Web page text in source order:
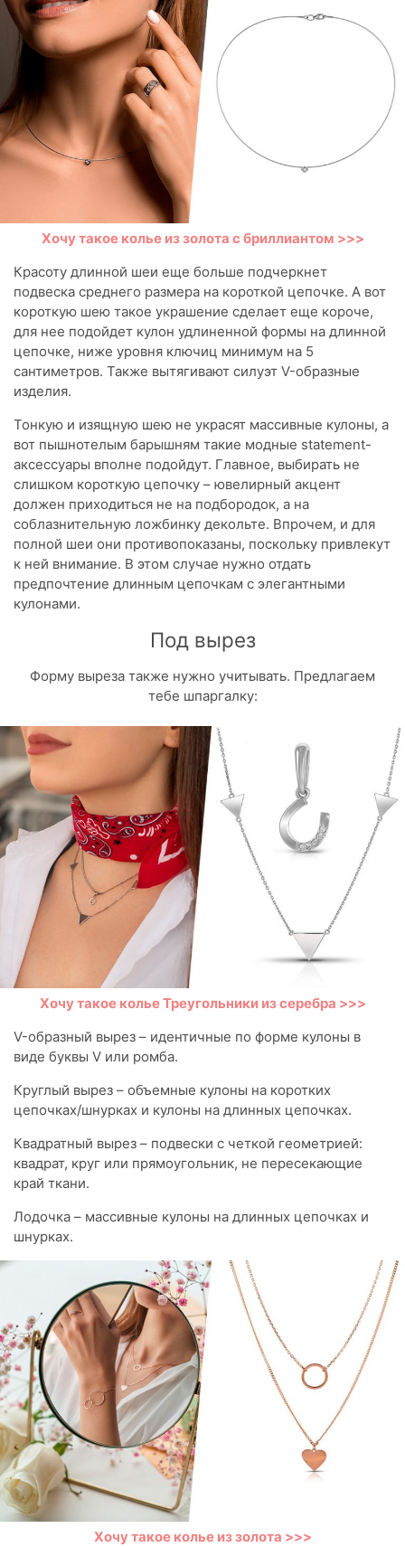
Хочу такое колье из золота с бриллиантом >>>
Красоту длинной шеи еще больше подчеркнет
подвеска среднего размера на короткой цепочке. А вот
короткую шею такое украшение сделает еще короче,
для нее подойдет кулон удлиненной формы на длинной
цепочке, ниже уровня ключиц минимум на 5
сантиметров. Также вытягивают силуэт V-образные
изделия.
Тонкую и изящную шею не украсят массивные кулоны, а
вот пышнотелым барышням такие модные statement-
аксессуары вполне подойдут. Главное, выбирать не
слишком короткую цепочку – ювелирный акцент
должен приходиться не на подбородок, а на
соблазнительную ложбинку декольте. Впрочем, и для
полной шеи они противопоказаны, поскольку привлекут
к ней внимание. В этом случае нужно отдать
предпочтение длинным цепочкам с элегантными
кулонами.
Под вырез
Форму выреза также нужно учитывать. Предлагаем
тебе шпаргалку:
Хочу такое колье Треугольники из серебра >>>
V-образный вырез – идентичные по форме кулоны в
виде буквы V или ромба.
Круглый вырез – объемные кулоны на коротких
цепочках/шнурках и кулоны на длинных цепочках.
Квадратный вырез – подвески с четкой геометрией:
квадрат, круг или прямоугольник, не пересекающие
край ткани.
Лодочка – массивные кулоны на длинных цепочках и
шнурках.
Хочу такое колье из золота >>>